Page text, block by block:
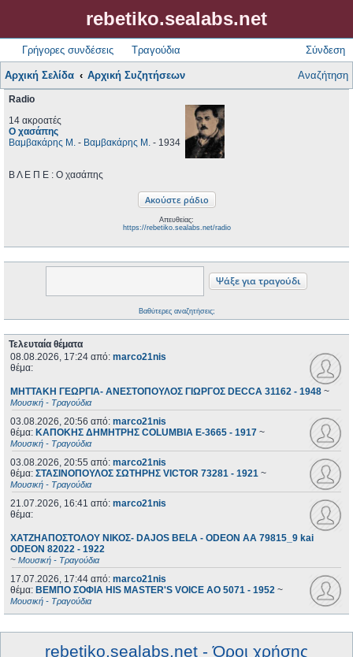
rebetiko.sealabs.net
Γρήγορες συνδέσεις Τραγούδια Σύνδεση
Αρχική Σελίδα Αρχική Συζητήσεων Αναζήτηση
Radio
14 ακροατές
Ο χασάπης
Βαμβακάρης Μ. - Βαμβακάρης Μ. - 1934
Β Λ Ε Π Ε : Ο χασάπης
Απευθείας:
https://rebetiko.sealabs.net/radio
Βαθύτερες αναζητήσεις;
Τελευταία θέματα
08.08.2026, 17:24 από: marco21nis
θέμα:
ΜΗΤΤΑΚΗ ΓΕΩΡΓΙΑ- ΑΝΕΣΤΟΠΟΥΛΟΣ ΓΙΩΡΓΟΣ DECCA 31162 - 1948 ~
Μουσική - Τραγούδια
03.08.2026, 20:56 από: marco21nis
θέμα: ΚΑΠΟΚΗΣ ΔΗΜΗΤΡΗΣ COLUMBIA E-3665 - 1917 ~
Μουσική - Τραγούδια
03.08.2026, 20:55 από: marco21nis
θέμα: ΣΤΑΣΙΝΟΠΟΥΛΟΣ ΣΩΤΗΡΗΣ VICTOR 73281 - 1921 ~
Μουσική - Τραγούδια
21.07.2026, 16:41 από: marco21nis
θέμα:
ΧΑΤΖΗΑΠΟΣΤΟΛΟΥ ΝΙΚΟΣ- DAJOS BELA - ODEON AA 79815_9 kai
ODEON 82022 - 1922
~ Μουσική - Τραγούδια
17.07.2026, 17:44 από: marco21nis
θέμα: ΒΕΜΠΟ ΣΟΦΙΑ HIS MASTER'S VOICE AO 5071 - 1952 ~
Μουσική - Τραγούδια
rebetiko.sealabs.net - Όροι χρήσης